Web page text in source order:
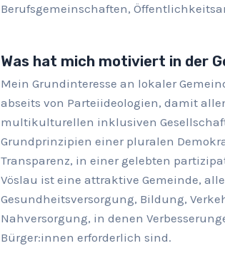
Berufsgemeinschaften,
Was hat mich motiviert in der
Mein Grundinteresse an lokaler
abseits von Parteiideologien, damit
multikulturellen inklusiven
Grundprinzipien einer pluralen
Transparenz, in einer gelebten
Vöslau ist eine attraktive Gemeinde,
Gesundheitsversorgung, Bildung,
Nahversorgung, in denen
Bürger:innen erforderlich sind.